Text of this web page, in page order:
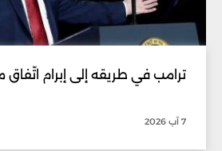
ترامب في طريقه إلى إبرام اتّفاق
7 آب 2026